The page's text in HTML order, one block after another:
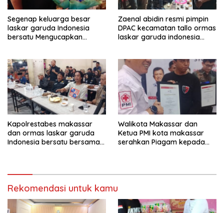
Segenap keluarga besar
laskar garuda Indonesia
bersatu Mengucapkan
(Andi Sumarni).
Zaenal abidin resmi pimpin
DPAC kecamatan tallo ormas
laskar garuda indonesia
Kapolrestabes makassar
dan ormas laskar garuda
Indonesia bersatu bersama
kota makassar.
Walikota Makassar dan
Ketua PMI kota makassar
serahkan Piagam kepada
Rekomendasi untuk kamu